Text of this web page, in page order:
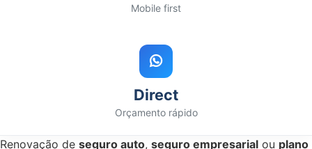
Mobile first
Direct
Orçamento rápido
Renovação de seguro auto, seguro empresarial ou plano